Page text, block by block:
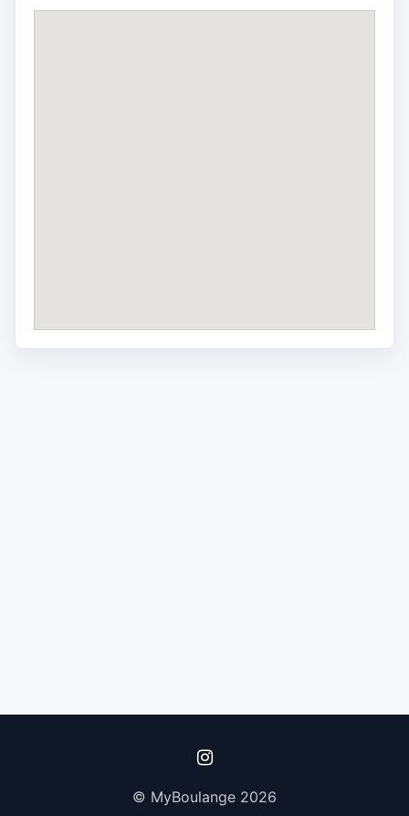
© MyBoulange 2026